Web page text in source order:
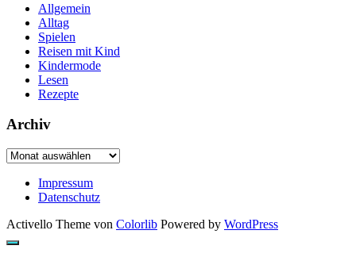
Allgemein
Alltag
Spielen
Reisen mit Kind
Kindermode
Lesen
Rezepte
Archiv
Archiv
Impressum
Datenschutz
Activello Theme von Colorlib Powered by WordPress